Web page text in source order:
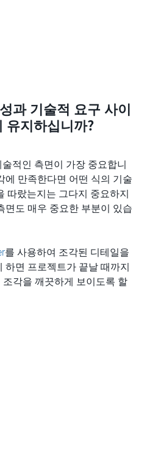
과 기술적 요구 사이
유지하십니까?
적인 측면이 가장 중요합니
에 만족한다면 어떤 식의 기술
따랐는지는 그다지 중요하지
면도 매우 중요한 부분이 있습
를 사용하여 조각된 디테일을
면 프로젝트가 끝날 때까지
각을 깨끗하게 보이도록 할